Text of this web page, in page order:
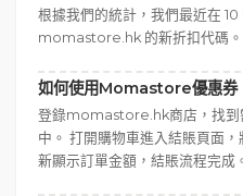
根據我們的統計，我們最近在
momastore.hk 的新折扣代碼。
如何使用Momastore優惠券
登錄momastore.hk商店，找到
中。 打開購物車進入結賬頁面
新顯示訂單金額，結賬流程完成